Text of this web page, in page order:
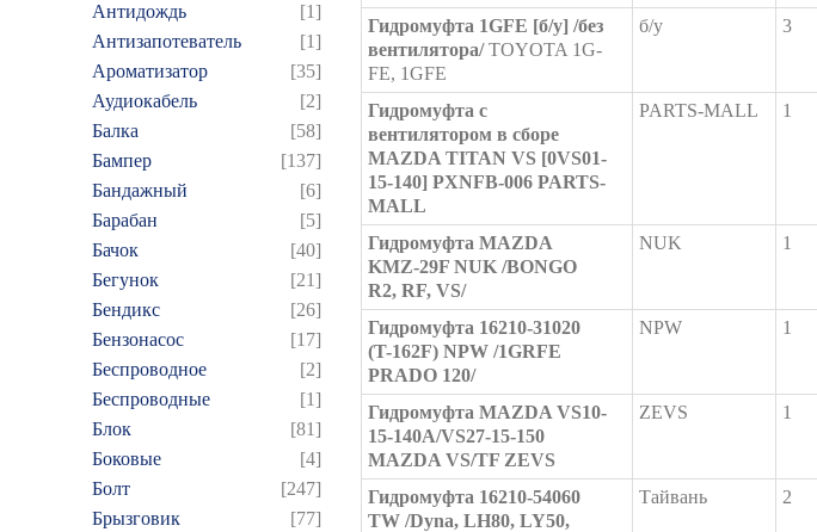
Антидождь
[1]
Антизапотеватель
[1]
Ароматизатор
[35]
Аудиокабель
[2]
Балка
[58]
Бампер
[137]
Бандажный
[6]
Барабан
[5]
Бачок
[40]
Бегунок
[21]
Бендикс
[26]
Бензонасос
[17]
Беспроводное
[2]
Беспроводные
[1]
Блок
[81]
Боковые
[4]
Болт
[247]
Брызговик
[77]
Гидромуфта 1GFE [б/у] /без
вентилятора/TOYOTA 1G-
FE, 1GFE
б/у 3
Гидромуфта с
вентилятором в сборе
MAZDA TITAN VS [0VS01-
15-140] PXNFB-006 PARTS-
MALL
PARTS-MALL 1
Гидромуфта MAZDA
KMZ-29F NUK /BONGO
R2, RF, VS/
NUK 1
Гидромуфта 16210-31020
(T-162F) NPW /1GRFE
PRADO 120/
NPW 1
Гидромуфта MAZDA VS10-
15-140A/VS27-15-150
MAZDA VS/TF ZEVS
ZEVS 1
Гидромуфта 16210-54060
TW /Dyna, LH80, LY50,
Тайвань 2